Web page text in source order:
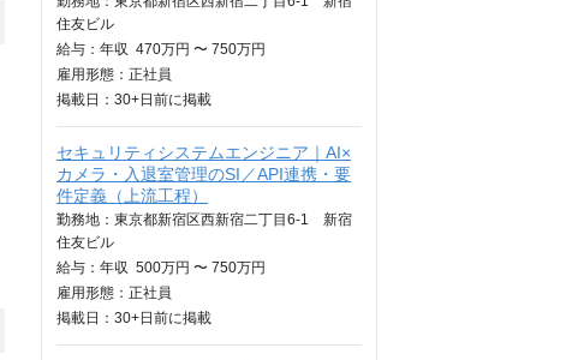
住友ビル
給与： 年収 470万円 〜 750万円
雇用形態：正社員
掲載日： 30+日 前に掲載
セキュリティシステムエンジニア｜AI×
カメラ・入退室管理のSI／API連携・要
件定義（上流工程）
勤務地：東京都新宿区西新宿二丁目6-1 新宿
住友ビル
給与： 年収 500万円 〜 750万円
雇用形態：正社員
掲載日： 30+日 前に掲載